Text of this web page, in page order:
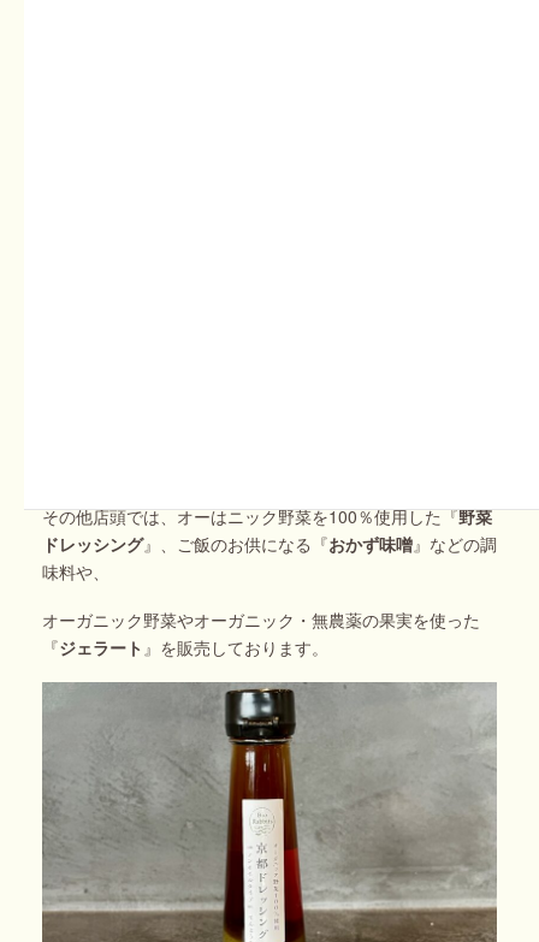
その他店頭では、オーはニック野菜を100％使用した『野菜
ドレッシング』、ご飯のお供になる『おかず味噌』などの調
味料や、
オーガニック野菜やオーガニック・無農薬の果実を使った
『ジェラート 』を販売しております。